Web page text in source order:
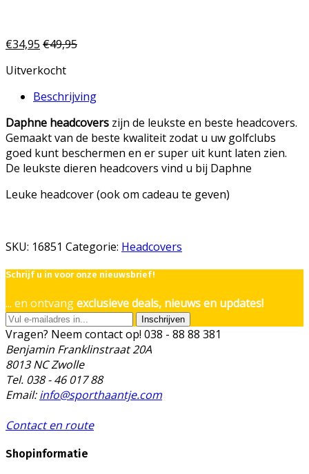
€34,95 €49,95
Uitverkocht
Beschrijving
Daphne headcovers zijn de leukste en beste headcovers.
Gemaakt van de beste kwaliteit zodat u uw golfclubs
goed kunt beschermen en er super uit kunt laten zien.
De leukste dieren headcovers vind u bij Daphne
Leuke headcover (ook om cadeau te geven)
SKU: 16851 Categorie: Headcovers
Schrijf u in voor onze nieuwsbrief!
... en ontvangexclusieve deals, nieuws en updates!
Inschrijven
Vragen? Neem contact op! 038 - 88 88 381
Benjamin Franklinstraat 20A
8013 NC Zwolle
Tel. 038 - 46 017 88
Email:info@sporthaantje.com
Contact en route
Shopinformatie